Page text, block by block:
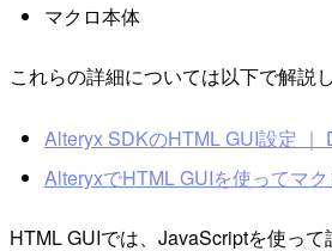
マクロ本体
これらの詳細については以下で解説し
Alteryx SDKのHTML GUI設定 ｜
AlteryxでHTML GUIを使ってマ
HTML GUIでは、JavaScriptを使っ